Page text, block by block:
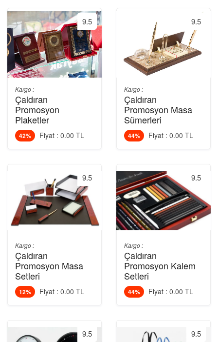
9.5
Kargo :
Çaldıran
Promosyon
Plaketler
42% Fiyat : 0.00 TL
9.5
Kargo :
Çaldıran
Promosyon Masa
Setleri
12% Fiyat : 0.00 TL
9.5
9.5
Kargo :
Çaldıran
Promosyon Masa
Sümerleri
44% Fiyat : 0.00 TL
9.5
Kargo :
Çaldıran
Promosyon Kalem
Setleri
44% Fiyat : 0.00 TL
9.5